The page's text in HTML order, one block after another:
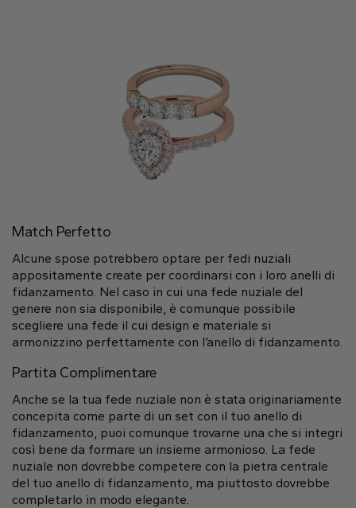
Match Perfetto
Alcune spose potrebbero optare per fedi nuziali
appositamente create per coordinarsi con i loro anelli di
fidanzamento. Nel caso in cui una fede nuziale del
genere non sia disponibile, è comunque possibile
scegliere una fede il cui design e materiale si
armonizzino perfettamente con l’anello di fidanzamento.
Partita Complimentare
Anche se la tua fede nuziale non è stata originariamente
concepita come parte di un set con il tuo anello di
fidanzamento, puoi comunque trovarne una che si integri
così bene da formare un insieme armonioso. La fede
nuziale non dovrebbe competere con la pietra centrale
del tuo anello di fidanzamento, ma piuttosto dovrebbe
completarlo in modo elegante.